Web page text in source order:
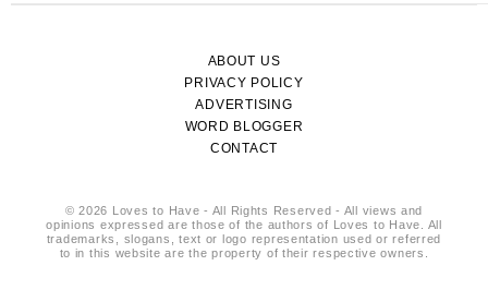
ABOUT US
PRIVACY POLICY
ADVERTISING
WORD BLOGGER
CONTACT
© 2026 Loves to Have - All Rights Reserved - All views and
opinions expressed are those of the authors of Loves to Have. All
trademarks, slogans, text or logo representation used or referred
to in this website are the property of their respective owners.